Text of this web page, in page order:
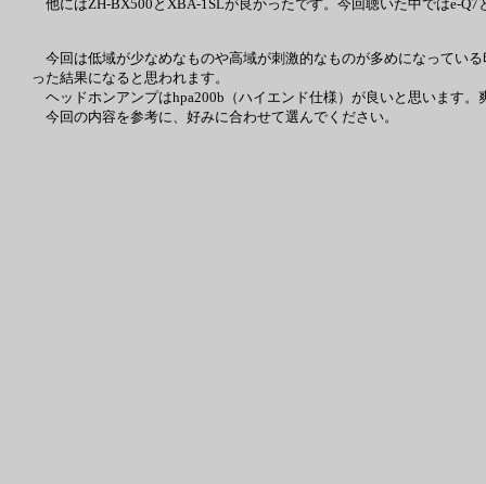
他にはZH-BX500とXBA-1SLが良かったです。今回聴いた中ではe-Q7
今回は低域が少なめなものや高域が刺激的なものが多めになってい
った結果になると思われます。
ヘッドホンアンプはhpa200b（ハイエンド仕様）が良いと思います。
今回の内容を参考に、好みに合わせて選んでください。